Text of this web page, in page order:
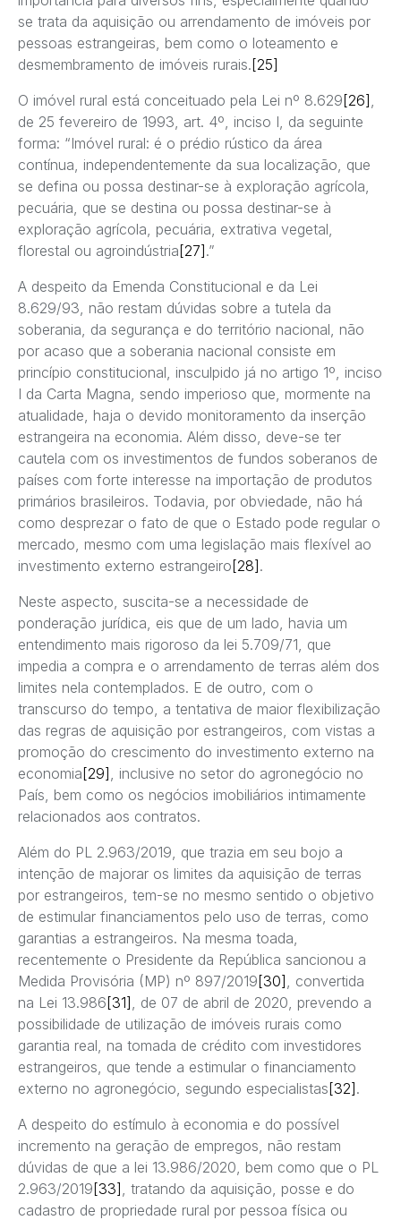
se trata da aquisição ou arrendamento de imóveis por
pessoas estrangeiras, bem como o loteamento e
desmembramento de imóveis rurais.[25]
O imóvel rural está conceituado pela Lei nº 8.629[26]
de 25 fevereiro de 1993, art. 4º, inciso I, da seguinte
forma: “Imóvel rural: é o prédio rústico da área
contínua, independentemente da sua localização, que
se defina ou possa destinar-se à exploração agrícola,
pecuária, que se destina ou possa destinar-se à
exploração agrícola, pecuária, extrativa vegetal,
florestal ou agroindústria[27].”
A despeito da Emenda Constitucional e da Lei
8.629/93, não restam dúvidas sobre a tutela da
soberania, da segurança e do território nacional, não
por acaso que a soberania nacional consiste em
princípio constitucional, insculpido já no artigo 1º, inciso
I da Carta Magna, sendo imperioso que, mormente na
atualidade, haja o devido monitoramento da inserção
estrangeira na economia. Além disso, deve-se ter
cautela com os investimentos de fundos soberanos de
países com forte interesse na importação de produtos
primários brasileiros. Todavia, por obviedade, não há
como desprezar o fato de que o Estado pode regular o
mercado, mesmo com uma legislação mais flexível ao
investimento externo estrangeiro[28].
Neste aspecto, suscita-se a necessidade de
ponderação jurídica, eis que de um lado, havia um
entendimento mais rigoroso da lei 5.709/71, que
impedia a compra e o arrendamento de terras além dos
limites nela contemplados. E de outro, com o
transcurso do tempo, a tentativa de maior flexibilização
das regras de aquisição por estrangeiros, com vistas a
promoção do crescimento do investimento externo na
economia[29] , inclusive no setor do agronegócio no
País, bem como os negócios imobiliários intimamente
relacionados aos contratos.
Além do PL 2.963/2019, que trazia em seu bojo a
intenção de majorar os limites da aquisição de terras
por estrangeiros, tem-se no mesmo sentido o objetivo
de estimular financiamentos pelo uso de terras, como
garantias a estrangeiros. Na mesma toada,
recentemente o Presidente da República sancionou a
Medida Provisória (MP) nº 897/2019[30] , convertida
na Lei 13.986[31] , de 07 de abril de 2020, prevendo a
possibilidade de utilização de imóveis rurais como
garantia real, na tomada de crédito com investidores
estrangeiros, que tende a estimular o financiamento
externo no agronegócio, segundo especialistas[32].
A despeito do estímulo à economia e do possível
incremento na geração de empregos, não restam
dúvidas de que a lei 13.986/2020, bem como que o PL
2.963/2019[33] , tratando da aquisição, posse e do
cadastro de propriedade rural por pessoa física ou